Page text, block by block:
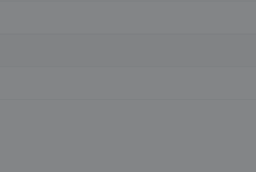
na podložke tak, aby vytvorila
sa lámu a tým neustále vytvárajú
v opracovávanom obrobku, tvorbe